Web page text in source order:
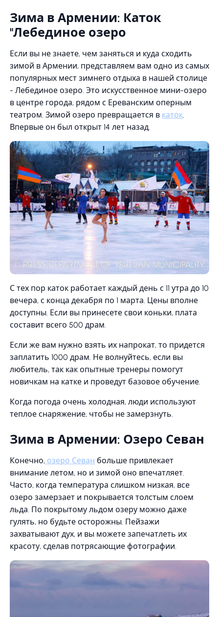
Зима в Армении: Каток
"Лебединое озеро
Если вы не знаете, чем заняться и куда сходить
зимой в Армении, представляем вам одно из самых
популярных мест зимнего отдыха в нашей столице
- Лебединое озеро. Это искусственное мини-озеро
в центре города, рядом с Ереванским оперным
театром. Зимой озеро превращается в каток.
Впервые он был открыт 14 лет назад.
С тех пор каток работает каждый день с 11 утра до 10
вечера, с конца декабря по 1 марта. Цены вполне
доступны. Если вы принесете свои коньки, плата
составит всего 500 драм.
Если же вам нужно взять их напрокат, то придется
заплатить 1000 драм. Не волнуйтесь, если вы
любитель, так как опытные тренеры помогут
новичкам на катке и проведут базовое обучение.
Когда погода очень холодная, люди используют
теплое снаряжение, чтобы не замерзнуть.
Зима в Армении: Озеро Севан
Конечно, озеро Севан больше привлекает
внимание летом, но и зимой оно впечатляет.
Часто, когда температура слишком низкая, все
озеро замерзает и покрывается толстым слоем
льда. По покрытому льдом озеру можно даже
гулять, но будьте осторожны. Пейзажи
захватывают дух, и вы можете запечатлеть их
красоту, сделав потрясающие фотографии.